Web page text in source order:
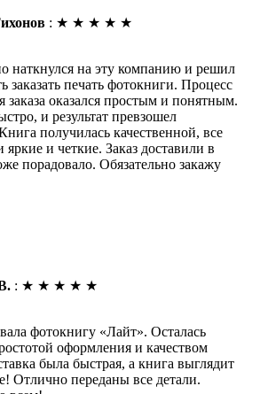
: ★ ★ ★ ★ ★
наткнулся на эту компанию и решил
заказать печать фотокниги. Процесс
заказа оказался простым и понятным.
и результат превзошел
получилась качественной, все
яркие и четкие. Заказ доставили в
порадовало. Обязательно закажу
: ★ ★ ★ ★ ★
фотокнигу «Лайт». Осталась
оформления и качеством
была быстрая, а книга выглядит
Отлично переданы все детали.